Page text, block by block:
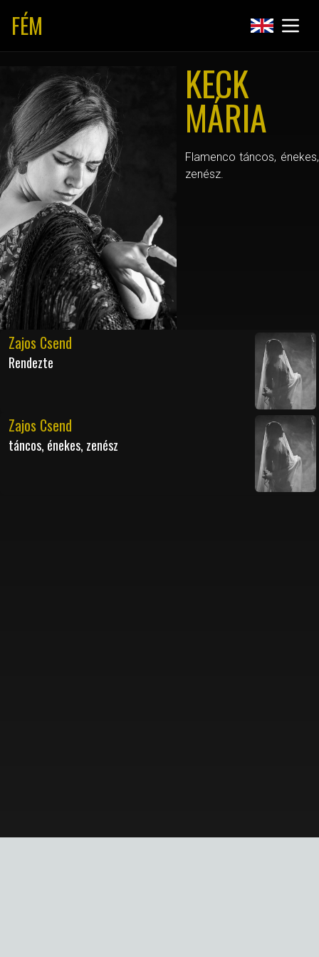
FÉM
KECK
MÁRIA
Flamenco táncos, énekes,
zenész.
Zajos Csend
Rendezte
Zajos Csend
táncos, énekes, zenész